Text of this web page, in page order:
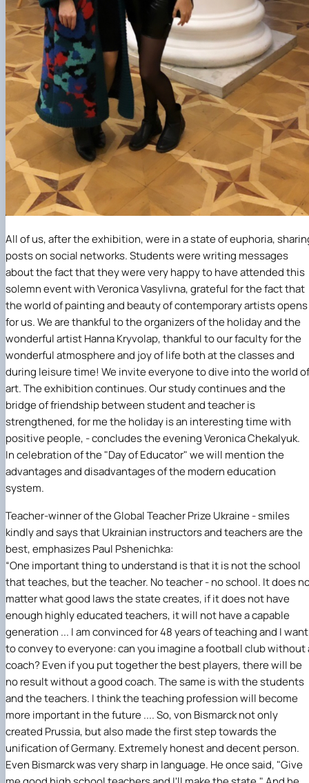
All of us, after the exhibition, were in a state of euphoria,
posts on social networks. Students were writing messages
about the fact that they were very happy to have attended this
solemn event with Veronica Vasylivna, grateful for the fact that
the world of painting and beauty of contemporary artists opens
for us. We are thankful to the organizers of the holiday and the
wonderful artist Hanna Kryvolap, thankful to our faculty for the
wonderful atmosphere and joy of life both at the classes and
during leisure time! We invite everyone to dive into the world of
art. The exhibition continues. Our study continues and the
bridge of friendship between student and teacher is
strengthened, for me the holiday is an interesting time with
positive people, - concludes the evening Veronica Chekalyuk.
In celebration of the "Day of Educator" we will mention the
advantages and disadvantages of the modern education
system.
Teacher-winner of the Global Teacher Prize Ukraine - smiles
kindly and says that Ukrainian instructors and teachers are the
best, emphasizes Paul Pshenichka:
“One important thing to understand is that it is not the school
that teaches, but the teacher. No teacher - no school. It does
matter what good laws the state creates, if it does not have
enough highly educated teachers, it will not have a capable
generation ... I am convinced for 48 years of teaching and I want
to convey to everyone: can you imagine a football club without
coach? Even if you put together the best players, there will be
no result without a good coach. The same is with the students
and the teachers. I think the teaching profession will become
more important in the future .... So, von Bismarck not only
created Prussia, but also made the first step towards the
unification of Germany. Extremely honest and decent person.
Even Bismarck was very sharp in language. He once said, "Give